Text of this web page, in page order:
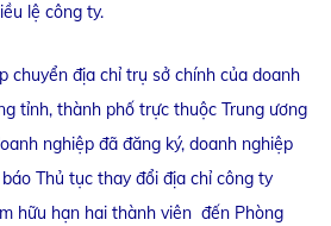
lệ công ty.
chuyển địa chỉ trụ sở chính của doanh
tỉnh, thành phố trực thuộc Trung ương
nghiệp đã đăng ký, doanh nghiệp
Thủ tục thay đổi địa chỉ công ty
hữu hạn hai thành viên đến Phòng